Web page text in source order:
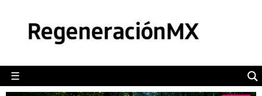
☰
POLÍTICA
CAMALEÓN